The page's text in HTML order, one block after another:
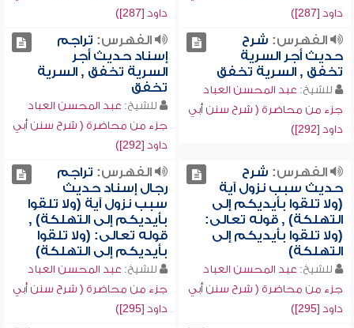
داود [287])
داود [287])
الفهرس: شرح
حديث أجر السرية
تخفق , السرية تخفق
للشيخ: عبد المحسن العباد
جزء من محاضرة ( شرح سنن أبي
داود [292])
الفهرس: تراجم
إسناد حديث أجر
السرية تخفق , السرية
تخفق
للشيخ: عبد المحسن العباد
جزء من محاضرة ( شرح سنن أبي
داود [292])
الفهرس: شرح
حديث سبب نزول آية
(ولا تلقوا بأيديكم إلى
التهلكة) , قوله تعالى:
(ولا تلقوا بأيديكم إلى
التهلكة)
للشيخ: عبد المحسن العباد
جزء من محاضرة ( شرح سنن أبي
داود [295])
الفهرس: تراجم
رجال إسناد حديث
سبب نزول آية (ولا تلقوا
بأيديكم إلى التهلكة) ,
قوله تعالى: (ولا تلقوا
بأيديكم إلى التهلكة)
للشيخ: عبد المحسن العباد
جزء من محاضرة ( شرح سنن أبي
داود [295])